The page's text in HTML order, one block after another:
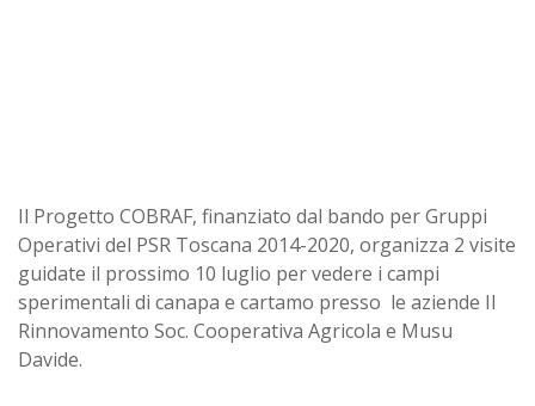
Il Progetto COBRAF, finanziato dal bando per Gruppi
Operativi del PSR Toscana 2014-2020, organizza 2 visite
guidate il prossimo 10 luglio per vedere i campi
sperimentali di canapa e cartamo presso le aziende Il
Rinnovamento Soc. Cooperativa Agricola e Musu
Davide.